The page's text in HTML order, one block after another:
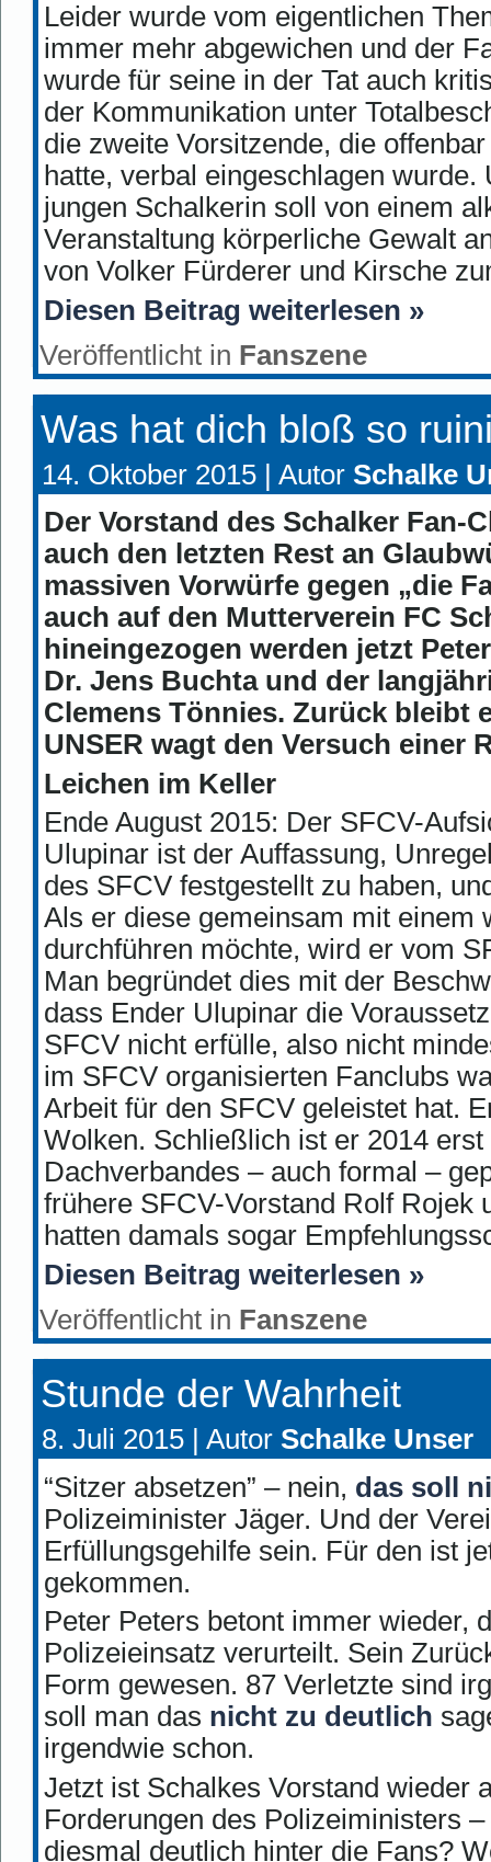
Leider wurde vom eigentlichen
immer mehr abgewichen und der
wurde für seine in der Tat auch
der Kommunikation unter
die zweite Vorsitzende, die
hatte, verbal eingeschlagen
jungen Schalkerin soll von einem
Veranstaltung körperliche Gewalt
von Volker Fürderer und Kirsche
Diesen Beitrag weiterlesen »
Veröffentlicht in Fanszene
Was hat dich bloß so
14. Oktober 2015 | Autor Schalke
Der Vorstand des Schalker Fan-
auch den letzten Rest an
massiven Vorwürfe gegen „die
auch auf den Mutterverein FC
hineingezogen werden jetzt
Dr. Jens Buchta und der
Clemens Tönnies. Zurück bleibt
UNSER wagt den Versuch einer
Leichen im Keller
Ende August 2015: Der SFCV-
Ulupinar ist der Auffassung,
des SFCV festgestellt zu haben,
Als er diese gemeinsam mit einem
durchführen möchte, wird er vom
Man begründet dies mit der
dass Ender Ulupinar die
SFCV nicht erfülle, also nicht
im SFCV organisierten Fanclubs
Arbeit für den SFCV geleistet hat.
Wolken. Schließlich ist er 2014
Dachverbandes – auch formal –
frühere SFCV-Vorstand Rolf Rojek
hatten damals sogar
Diesen Beitrag weiterlesen »
Veröffentlicht in Fanszene
Stunde der Wahrheit
8. Juli 2015 | Autor Schalke Unser
“Sitzer absetzen” – nein, das soll
Polizeiminister Jäger. Und der
Erfüllungsgehilfe sein. Für den ist
gekommen.
Peter Peters betont immer wieder,
Polizeieinsatz verurteilt. Sein
Form gewesen. 87 Verletzte sind
soll man das nicht zu deutlich
irgendwie schon.
Jetzt ist Schalkes Vorstand wieder
Forderungen des Polizeiministers
diesmal deutlich hinter die Fans?